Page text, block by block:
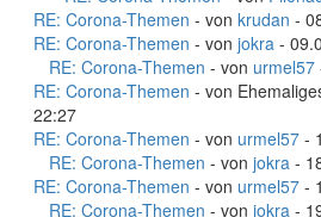
RE: Corona-Themen - von krudan -
RE: Corona-Themen - von jokra -
RE: Corona-Themen - von urmel57
RE: Corona-Themen - von
22:27
RE: Corona-Themen - von urmel57 -
RE: Corona-Themen - von jokra -
RE: Corona-Themen - von urmel57 -
RE: Corona-Themen - von jokra -